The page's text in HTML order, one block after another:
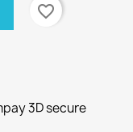
favorite_border
3D secure